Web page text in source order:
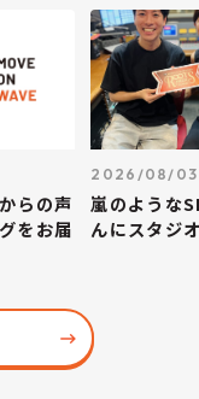
らの声
をお届
2026/08/03
嵐のような
んにスタジ